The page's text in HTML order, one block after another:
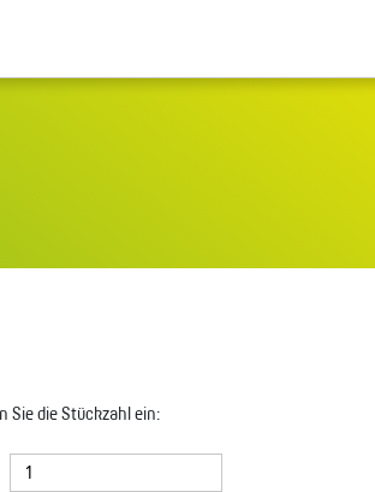
Sie die Stückzahl ein: